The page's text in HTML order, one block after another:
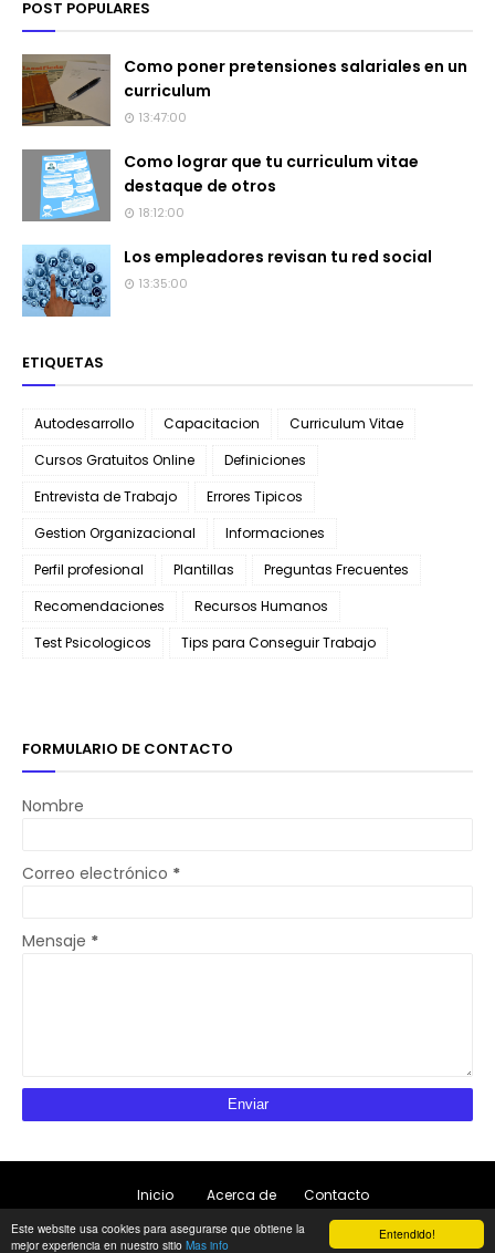
Entendido!
Este website usa cookies para asegurarse que obtiene la
mejor experiencia en nuestro sitio Mas info
POST POPULARES
Como poner pretensiones salariales en un
curriculum
13:47:00
Como lograr que tu curriculum vitae
destaque de otros
18:12:00
Los empleadores revisan tu red social
13:35:00
ETIQUETAS
Autodesarrollo Capacitacion
Curriculum Vitae
Cursos Gratuitos Online
Definiciones
Entrevista de Trabajo
Errores Tipicos
Gestion Organizacional
Informaciones
Perfil profesional
Plantillas
Preguntas Frecuentes
Recomendaciones
Recursos Humanos
Test Psicologicos
Tips para Conseguir Trabajo
FORMULARIO DE CONTACTO
Nombre
Correo electrónico *
Mensaje *
Inicio Acerca de
Contacto
Copyright ©2026Todo Empleo | Consejos para tu trabajo ideal